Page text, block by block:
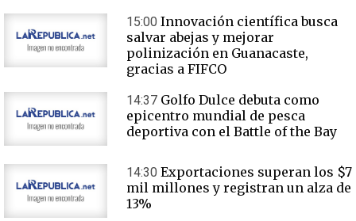
15:00 Innovación científica busca
salvar abejas y mejorar
polinización en Guanacaste,
gracias a FIFCO
14:37 Golfo Dulce debuta como
epicentro mundial de pesca
deportiva con el Battle of the Bay
14:30 Exportaciones superan los $7
mil millones y registran un alza de
13%